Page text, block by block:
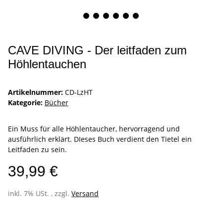
CAVE DIVING - Der leitfaden zum
Höhlentauchen
Artikelnummer: CD-LzHT
Kategorie: Bücher
Ein Muss für alle Höhlentaucher, hervorragend und
ausführlich erklärt. DIeses Buch verdient den Tietel ein
Leitfaden zu sein.
39,99 €
inkl. 7% USt. , zzgl. Versand